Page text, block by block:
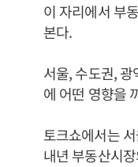
이 자리에서 부
본다.
서울, 수도권,
에 어떤 영향을
토크쇼에서는
내년 부동산시